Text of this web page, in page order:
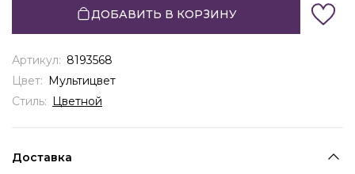
ДОБАВИТЬ В КОРЗИНУ
Артикул: 8193568
Цвет: Мультицвет
Стиль: Цветной
Доставка